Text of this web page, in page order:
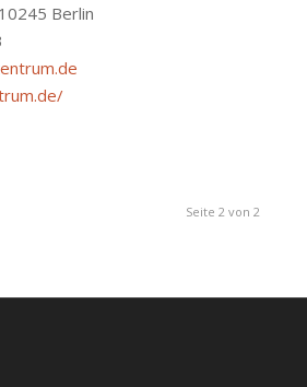
Berlin
Seite 2 von 2